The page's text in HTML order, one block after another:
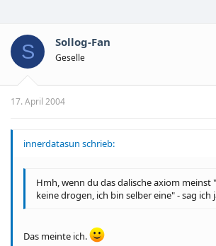
S Sollog-Fan
Geselle
17. April 2004
innerdatasun schrieb:
Hmh, wenn du das dalische axiom meinst
keine drogen, ich bin selber eine" - sag ich
Das meinte ich.